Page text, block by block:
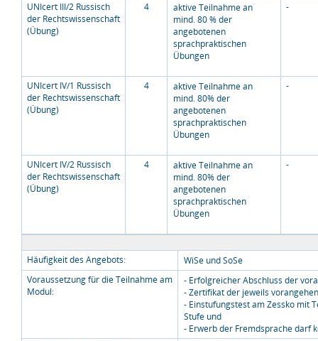
UNIcert III/2 Russisch
der Rechtswissenschaft
(Übung)
4
aktive Teilnahme an
mind. 80 % der
angebotenen
sprachpraktischen
Übungen
-
UNIcert IV/1 Russisch
der Rechtswissenschaft
(Übung)
4
aktive Teilnahme an
mind. 80% der
angebotenen
sprachpraktischen
Übungen
-
UNIcert IV/2 Russisch
der Rechtswissenschaft
(Übung)
4
aktive Teilnahme an
mind. 80% der
angebotenen
sprachpraktischen
Übungen
-
Häufigkeit des Angebots:
WiSe und SoSe
Voraussetzung für die Teilnahme am
Modul:
- Erfolgreicher Abschluss der
- Zertifikat der jeweils
- Einstufungstest am Zessko mit
Stufe und
- Erwerb der Fremdsprache darf